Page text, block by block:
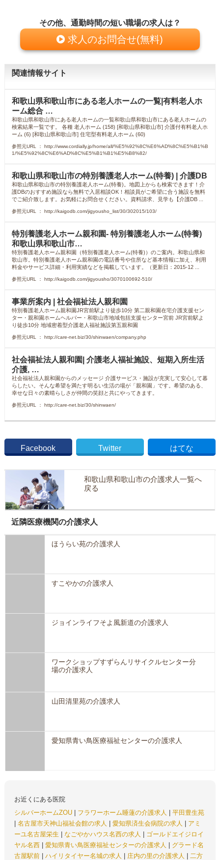
その他、通勤時間の短い職場の求人は？
求人のお問合せ(無料)
関連情報サイト
和歌山県和歌山市にある老人ホームの一覧|有料老人ホ
ーム総合 …
和歌山県和歌山市にある老人ホームの一覧和歌山県和歌山市にある老人ホームの
検索結果一覧です。 各種 老人ホーム (158) [和歌山県和歌山市] 介護付有料老人ホ
ーム (6) [和歌山県和歌山市] 住宅型有料老人ホーム (60)
参照元URL ： http://www.cordially.jp/home/all/%E5%92%8C%E6%AD%8C%E5%B1%B
1/%E5%92%8C%E6%AD%8C%E5%B1%B1%E5%B8%82/
和歌山県和歌山市の特別養護老人ホーム(特養) | 介護DB
和歌山県和歌山市の特別養護老人ホーム(特養)。地図上からも検索できます！介
護DBのおすすめ施設なら無料で入居相談OK！相談員がご希望に合う施設を無料
でご紹介致します。お気軽にお問合せください。資料請求、見学も【介護DB ...
参照元URL ： http://kaigodb.com/jigyousho_list/30/302015/103/
特別養護老人ホーム親和園- 特別養護老人ホーム(特養)
和歌山県和歌山市…
特別養護老人ホーム親和園（特別養護老人ホーム(特養)）のご案内。和歌山県和
歌山市。特別養護老人ホーム親和園の電話番号や住所など基本情報に加え、利用
料金やサービス詳細・利用実績などを掲載しています。（更新日：2015-12 ...
参照元URL ： http://kaigodb.com/jigyousho/3070100692-510/
事業所案内 | 社会福祉法人親和園
特別養護老人ホーム親和園JR宮前駅より徒歩10分 第二親和園在宅介護支援セン
ター・親和園ホームヘルパー・和歌山市地域包括支援センター宮前 JR宮前駅よ
り徒歩10分 地域密着型介護老人福祉施設第五親和園
参照元URL ： http://care-net.biz/30/shinwaen/company.php
社会福祉法人親和園| 介護老人福祉施設、短期入所生活
介護, …
社会福祉法人親和園からのメッセージ 介護サービス・施設が充実して安心して暮
らしたい。そんな希望を満たす明るい生活の場が「親和園」です。希望のある、
幸せな日々の素晴らしさが仲間の笑顔と共にやってきます。
参照元URL ： http://care-net.biz/30/shinwaen/
Facebook Twitter はてな
和歌山県和歌山市の介護求人一覧へ
戻る
近隣医療機関の介護求人
ほうらい苑の介護求人
すこやかの介護求人
ジョインライフそよ風新道の介護求人
ワークショップすずらんリサイクルセンター分
場の介護求人
山田清里苑の介護求人
愛知県青い鳥医療福祉センターの介護求人
お近くにある医院
シルバーホームZOU
フラワーホーム睡蓮の介護求人
平田豊生苑
名古屋市天神山福祉会館の求人 愛知県済生会病院の求人
アミ
ーユ名古屋栄生
なごやかハウス名西の求人
ゴールドエイジロイ
ヤル名西
愛知県青い鳥医療福祉センターの介護求人
グラード名
古屋駅前
ハイリタイヤー名城の求人 庄内の里の介護求人
二方